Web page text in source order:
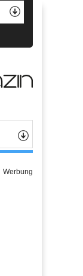
Werbung